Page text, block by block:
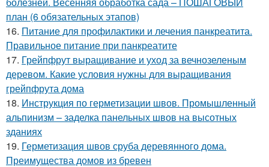
план (6 обязательных этапов)
16. Питание для профилактики и лечения панкреатита.
Правильное питание при панкреатите
17. Грейпфрут выращивание и уход за вечнозеленым
деревом. Какие условия нужны для выращивания
грейпфрута дома
18. Инструкция по герметизации швов. Промышленный
альпинизм – заделка панельных швов на высотных
зданиях
19. Герметизация швов сруба деревянного дома.
Преимущества домов из бревен